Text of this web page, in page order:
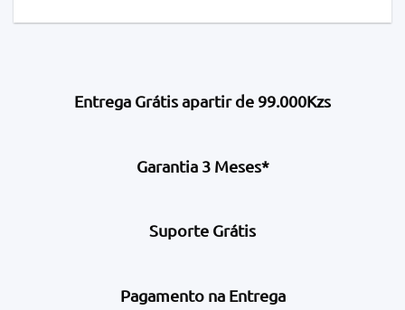
Entrega Grátis apartir de 99.000Kzs
Garantia 3 Meses*
Suporte Grátis
Pagamento na Entrega